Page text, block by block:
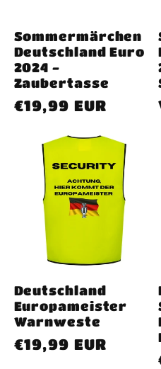
Sommermärchen
Deutschland Euro
2024 -
Zaubertasse
Normaler
€19,99 EUR
Deutschland
Europameister
Warnweste
Normaler
€19,99 EUR